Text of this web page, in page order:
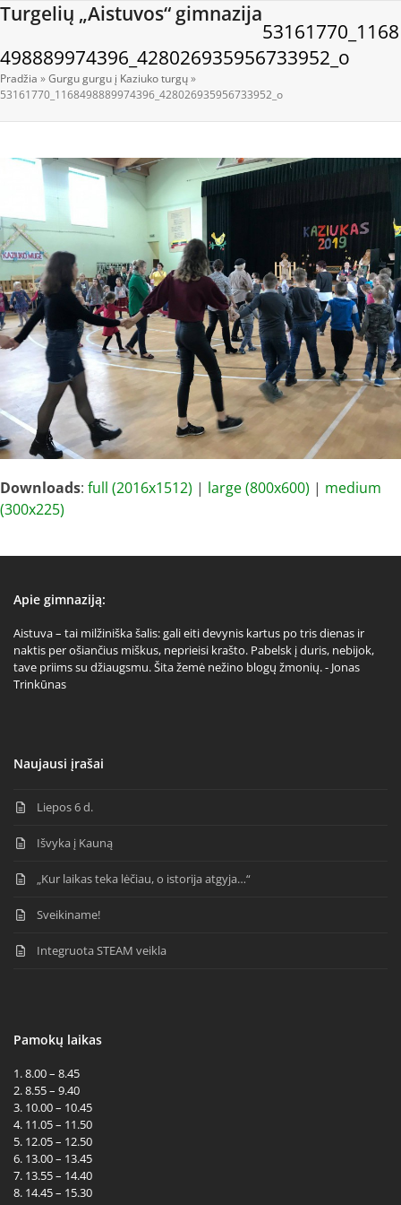
Skip
content
Turgelių „Aistuvos“ gimnazija
Open
menu
Close
menu
53161770_1168
498889974396_428026935956733952_o
Pradžia »Gurgu gurgu į Kaziuko turgų»
53161770_1168498889974396_428026935956733952_o
Downloads: full (2016x1512) | large (800x600) | medium
(300x225)
Apie gimnaziją:
Aistuva – tai milžiniška šalis: gali eiti devynis kartus po tris dienas ir
naktis per ošiančius miškus, neprieisi krašto. Pabelsk į duris, nebijok,
tave priims su džiaugsmu. Šita žemė nežino blogų žmonių. - Jonas
Trinkūnas
Naujausi įrašai
Liepos 6 d.
Išvyka į Kauną
„Kur laikas teka lėčiau, o istorija atgyja…“
Sveikiname!
Integruota STEAM veikla
Pamokų laikas
1. 8.00 – 8.45
2. 8.55 – 9.40
3. 10.00 – 10.45
4. 11.05 – 11.50
5. 12.05 – 12.50
6. 13.00 – 13.45
7. 13.55 – 14.40
8. 14.45 – 15.30